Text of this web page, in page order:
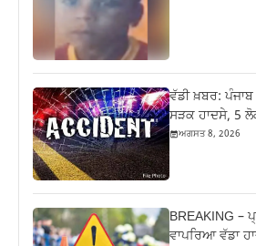
ਵੱਡੀ ਖ਼ਬਰ:
ਸੜਕ ਹਾਦਸੇ, 5
ਅਗਸਤ 8, 2026
BREAKING –
ਵਾਪਰਿਆ ਵੱਡਾ